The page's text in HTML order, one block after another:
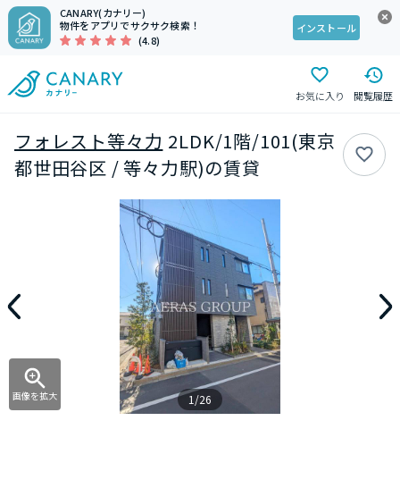
CANARY(カナリー)
物件をアプリでサクサク検索！
(4.8)
インストール
お気に入り 閲覧履歴
フォレスト等々力 2LDK/1階/101(東京
都世田谷区 / 等々力駅)の賃貸
画像を拡大 1/26